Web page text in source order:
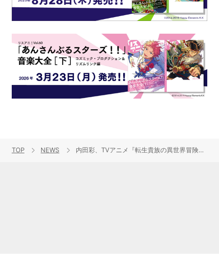
TOP NEWS 内田彩、TVアニメ『転生貴族の異世界冒険録』挿入歌「Endless roll」リリックビデオ公開